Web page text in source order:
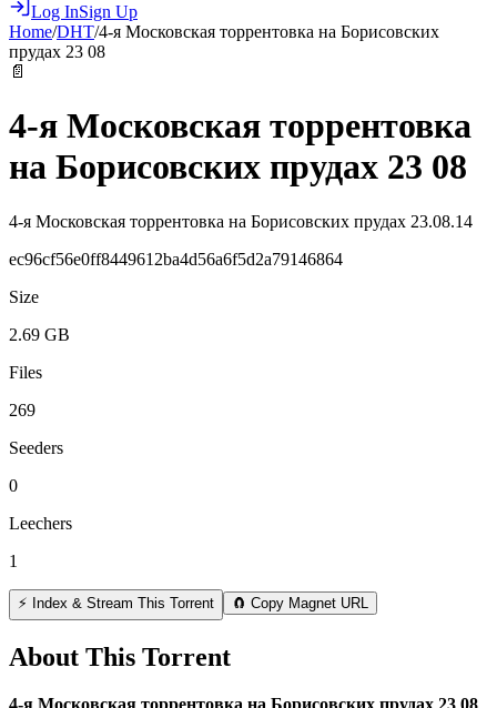
Log InSign Up
Home/DHT/4-я Московская торрентовка на Борисовских
прудах 23 08
📄
4-я Московская торрентовка
на Борисовских прудах 23 08
4-я Московская торрентовка на Борисовских прудах 23.08.14
ec96cf56e0ff8449612ba4d56a6f5d2a79146864
Size
2.69 GB
Files
269
Seeders
0
Leechers
1
⚡ Index & Stream This Torrent 🧲 Copy Magnet URL
About This Torrent
4-я Московская торрентовка на Борисовских прудах 23 08